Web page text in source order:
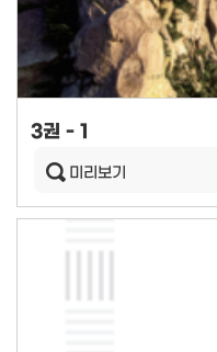
3권 - 1
미리보기